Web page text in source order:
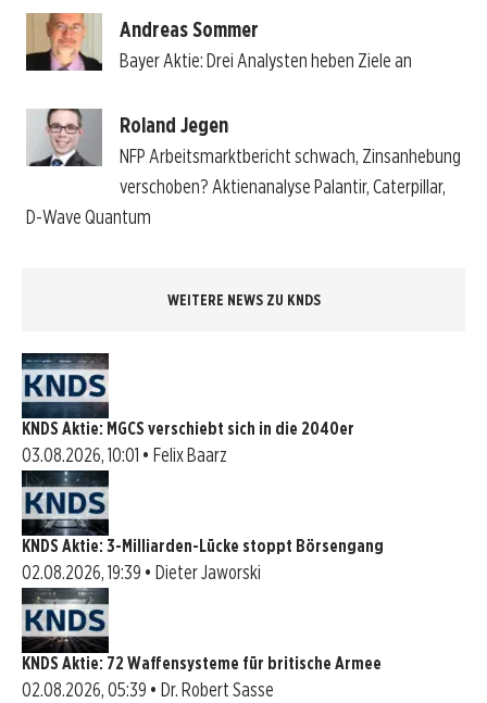
Andreas Sommer
Bayer Aktie: Drei Analysten heben Ziele an
Roland Jegen
NFP Arbeitsmarktbericht schwach, Zinsanhebung
verschoben? Aktienanalyse Palantir, Caterpillar,
D-Wave Quantum
WEITERE NEWS ZU KNDS
KNDS Aktie: MGCS verschiebt sich in die 2040er
03.08.2026, 10:01 • Felix Baarz
KNDS Aktie: 3-Milliarden-Lücke stoppt Börsengang
02.08.2026, 19:39 • Dieter Jaworski
KNDS Aktie: 72 Waffensysteme für britische Armee
02.08.2026, 05:39 • Dr. Robert Sasse